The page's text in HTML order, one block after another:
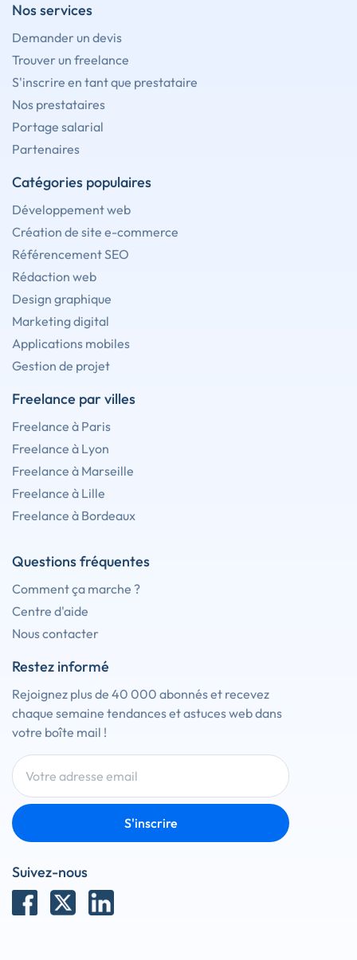
Nos services
Demander un devis
Trouver un freelance
S'inscrire en tant que prestataire
Nos prestataires
Portage salarial
Partenaires
Catégories populaires
Développement web
Création de site e-commerce
Référencement SEO
Rédaction web
Design graphique
Marketing digital
Applications mobiles
Gestion de projet
Freelance par villes
Freelance à Paris
Freelance à Lyon
Freelance à Marseille
Freelance à Lille
Freelance à Bordeaux
Questions fréquentes
Comment ça marche ?
Centre d'aide
Nous contacter
Restez informé
Rejoignez plus de 40 000 abonnés et recevez
chaque semaine tendances et astuces web dans
votre boîte mail !
S'inscrire
Suivez-nous